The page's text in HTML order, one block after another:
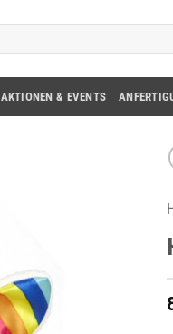
AKTIONEN & EVENTS